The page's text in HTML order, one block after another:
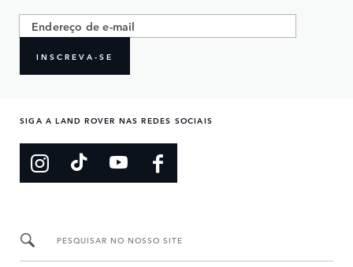
INSCREVA-SE
SIGA A LAND ROVER NAS REDES SOCIAIS
PESQUISAR NO NOSSO SITE